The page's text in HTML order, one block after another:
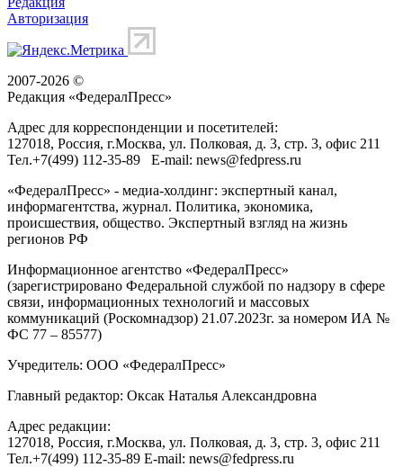
Авторизация
2007-2026 ©
Редакция «ФедералПресс»
Адрес для корреспонденции и посетителей:
127018, Россия, г.Москва, ул. Полковая, д. 3, стр. 3, офис 211
Тел.+7(499) 112-35-89 E-mail: news@fedpress.ru
«ФедералПресс» - медиа-холдинг: экспертный канал,
информагентства, журнал. Политика, экономика,
происшествия, общество. Экспертный взгляд на жизнь
регионов РФ
Информационное агентство «ФедералПресс»
(зарегистрировано Федеральной службой по надзору в сфере
связи, информационных технологий и массовых
коммуникаций (Роскомнадзор) 21.07.2023г. за номером ИА №
ФС 77 – 85577)
Учредитель: ООО «ФедералПресс»
Главный редактор: Оксак Наталья Александровна
Адрес редакции:
127018, Россия, г.Москва, ул. Полковая, д. 3, стр. 3, офис 211
Тел.+7(499) 112-35-89 E-mail: news@fedpress.ru